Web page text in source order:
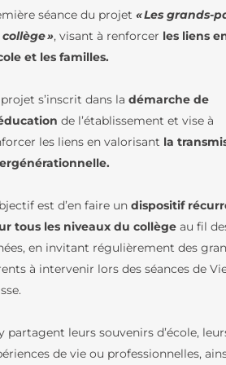
/ CDI
LFB
DE
– GREC
séance du projet« Les grands-
», visant à renforcer les liens
et les familles.
s’inscrit dans la démarche de
de l’établissement et vise à
les liens en valorisant la
est d’en faire undispositif
tous les niveaux du collège au fil
en invitant régulièrement des
à intervenir lors des séances de
partagent leurs souvenirs d’école,
de vie ou professionnelles,